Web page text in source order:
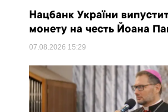
Нацбанк України
монету на честь Йоана
07.08.2026 15:29